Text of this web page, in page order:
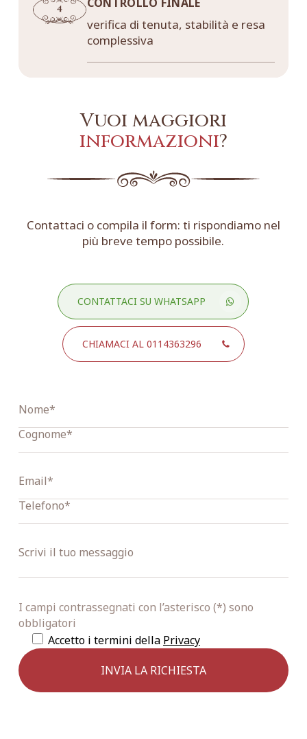
verifica di tenuta, stabilità e resa
complessiva
Vuoi maggiori
informazioni?
Contattaci o compila il form: ti rispondiamo nel
più breve tempo possibile.
CONTATTACI SU WHATSAPP
CHIAMACI AL 0114363296
I campi contrassegnati con l’asterisco (*) sono
obbligatori
Accetto i termini della Privacy